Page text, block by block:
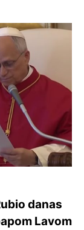
danas
Lavom